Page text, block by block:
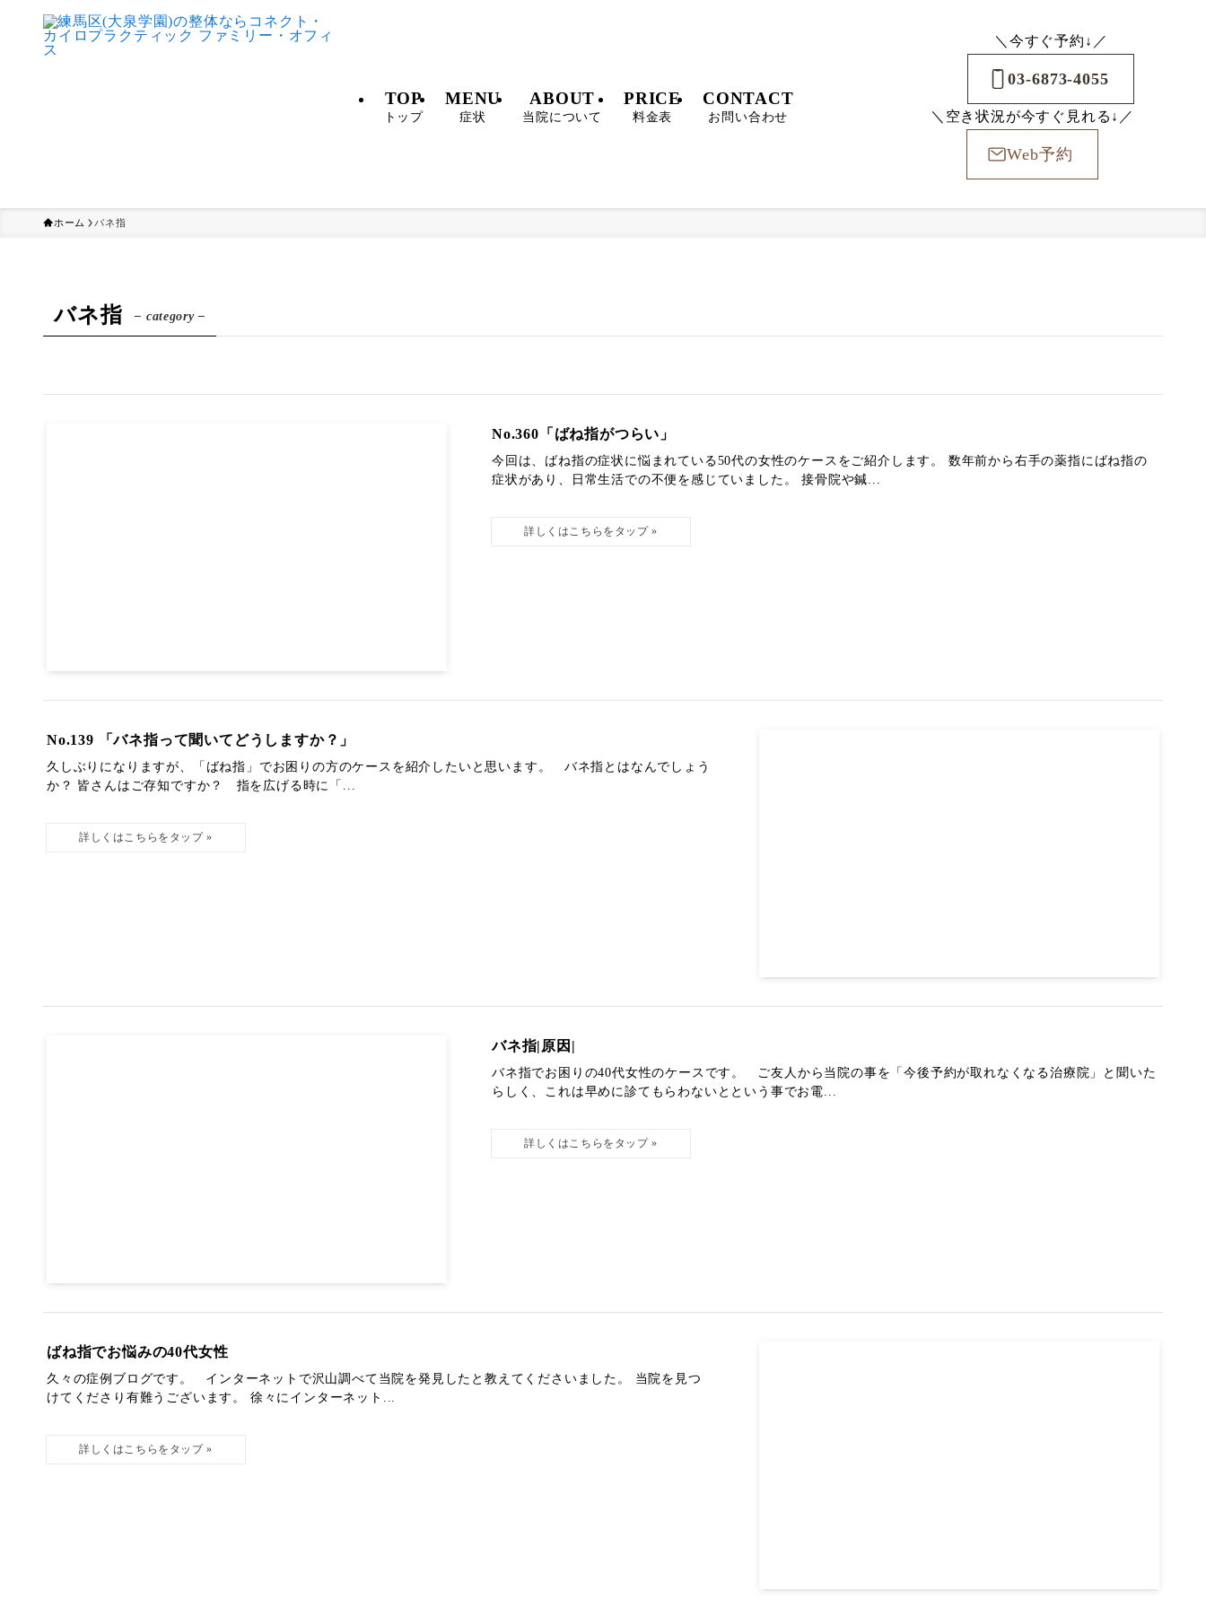
TOP
トップ
MENU
症状
ABOUT
当院について
PRICE
料金表
CONTACT
お問い合わせ
＼今すぐ予約↓／
03-6873-4055
＼空き状況が今すぐ見れる↓／
Web予約
ホーム バネ指
バネ指 – category –
No.360「ばね指がつらい」
今回は、ばね指の症状に悩まれている50代の女性のケースをご紹介します。 数年前から右手の薬指にばね指の
症状があり、日常生活での不便を感じていました。 接骨院や鍼...
No.139 「バネ指って聞いてどうしますか？」
久しぶりになりますが、「ばね指」でお困りの方のケースを紹介したいと思います。 バネ指とはなんでしょう
か？ 皆さんはご存知ですか？ 指を広げる時に「...
バネ指|原因|
バネ指でお困りの40代女性のケースです。 ご友人から当院の事を「今後予約が取れなくなる治療院」と聞いた
らしく、これは早めに診てもらわないとという事でお電...
ばね指でお悩みの40代女性
久々の症例ブログです。 インターネットで沢山調べて当院を発見したと教えてくださいました。 当院を見つ
けてくださり有難うございます。 徐々にインターネット...